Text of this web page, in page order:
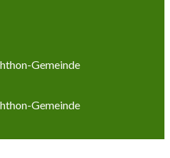
Gemeinde
Gemeinde